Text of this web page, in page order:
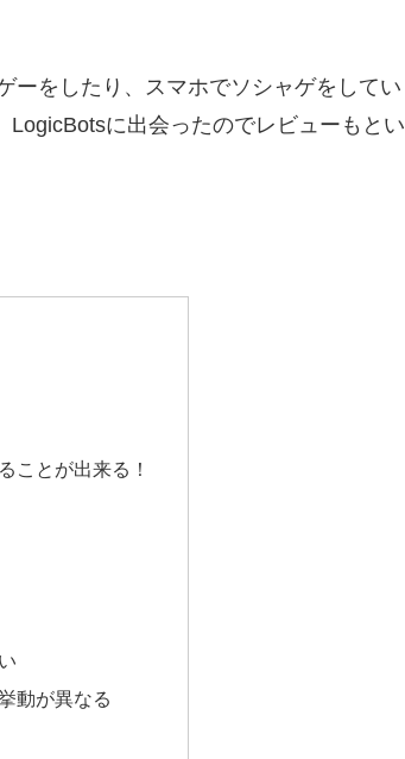
ーをしたり、スマホでソシャゲをしてい
に出会ったのでレビューもとい
ことが出来る！
動が異なる